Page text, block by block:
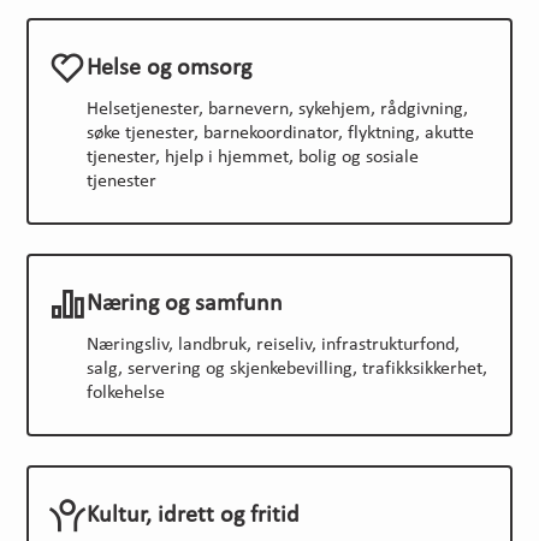
Helse og omsorg
Helsetjenester, barnevern, sykehjem, rådgivning,
søke tjenester, barnekoordinator, flyktning, akutte
tjenester, hjelp i hjemmet, bolig og sosiale
tjenester
Næring og samfunn
Næringsliv, landbruk, reiseliv, infrastrukturfond,
salg, servering og skjenkebevilling, trafikksikkerhet,
folkehelse
Kultur, idrett og fritid